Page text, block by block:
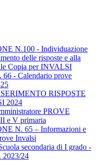
N.100 - Individuazione
delle risposte e alla
Copia per INVALSI
66 - Calendario prove
RISPOSTE
2024
PROVE
e V primaria
N. 65 – Informazioni e
Invalsi
secondaria di I grado -
2023/24